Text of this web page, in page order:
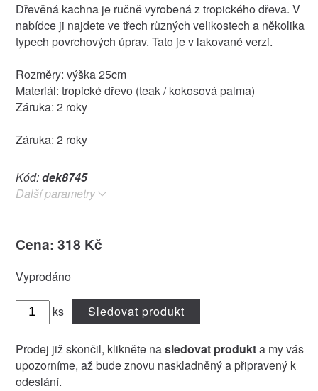
Dřevěná kachna je ručně vyrobená z tropického dřeva. V
nabídce ji najdete ve třech různých velikostech a několika
typech povrchových úprav. Tato je v lakované verzi.
Rozměry: výška 25cm
Materiál: tropické dřevo (teak / kokosová palma)
Záruka: 2 roky
Záruka: 2 roky
Kód:dek8745
Další parametry
Cena: 318 Kč
Vyprodáno
ks Sledovat produkt
Prodej již skončil, klikněte nasledovat produkta my vás
upozorníme, až bude znovu naskladněný a připravený k
odeslání.